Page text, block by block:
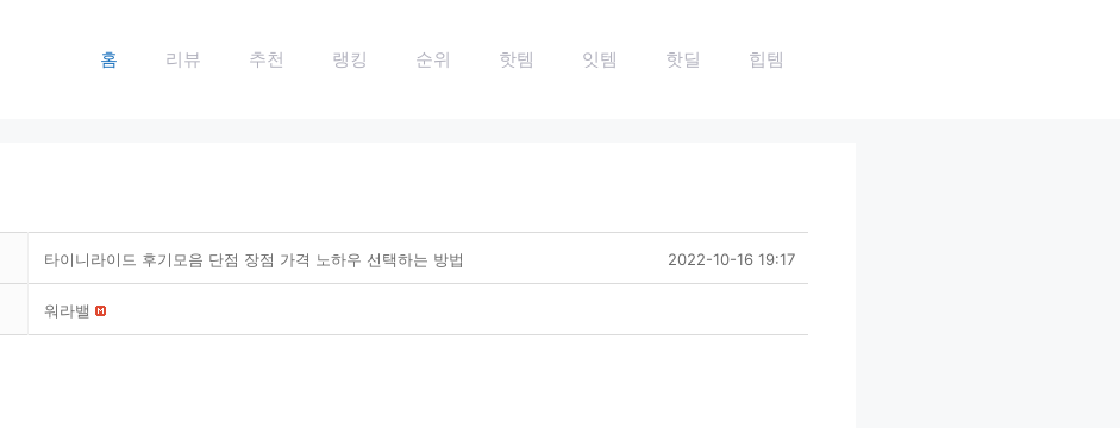
홈 리뷰 추천 랭킹 순위 핫템 잇템 핫딜 힙템
타이니라이드 후기모음 단점 장점 가격 노하우 선택하는 방법 2022-10-16 19:17
워라밸